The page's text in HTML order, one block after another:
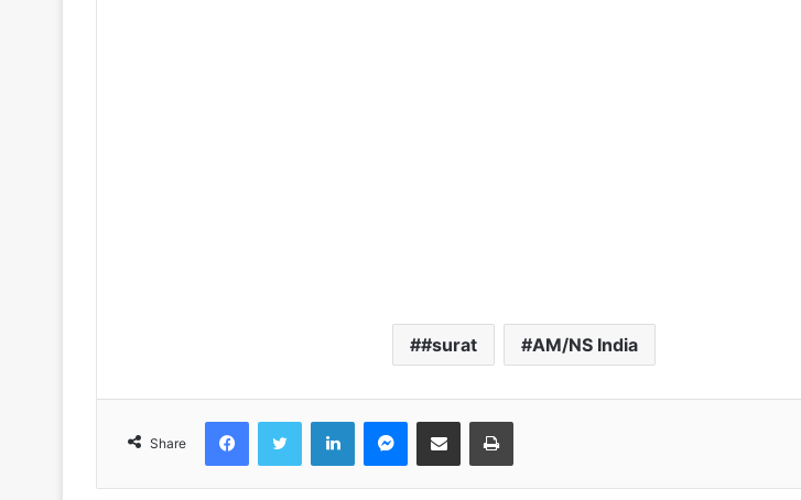
#surat AM/NS India
Share
FacebookTwitter LinkedInMessenger
Share via Email Print